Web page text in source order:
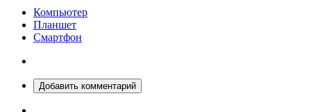
Компьютер
Планшет
Смартфон
Добавить комментарий